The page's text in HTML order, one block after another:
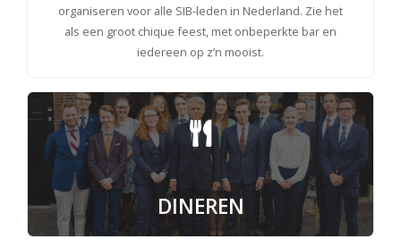
organiseren voor alle SIB-leden in Nederland. Zie het
als een groot chique feest, met onbeperkte bar en
iedereen op z’n mooist.
DINEREN